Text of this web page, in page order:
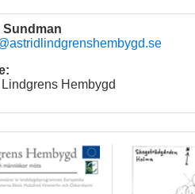
Sundman
Hembygd